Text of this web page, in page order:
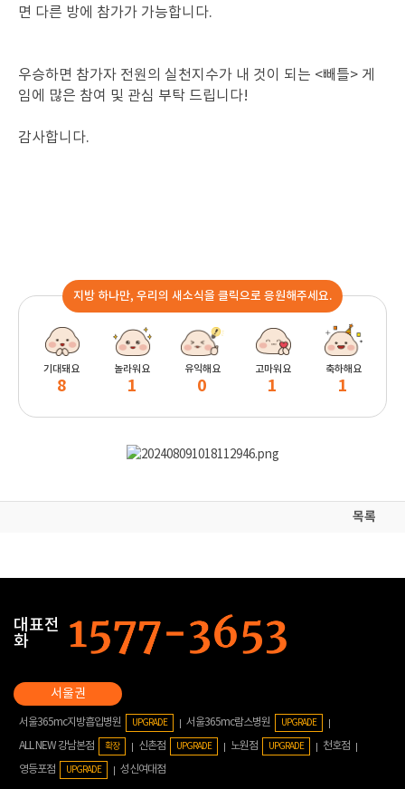
면 다른 방에 참가가 가능합니다.
우승하면 참가자 전원의 실천지수가 내 것이 되는 <빼틀> 게
임에 많은 참여 및 관심 부탁 드립니다!
감사합니다.
지방 하나만, 우리의 새소식을 클릭으로 응원해주세요.
기대돼요
8
놀라워요
1
유익해요
0
고마워요
1
축하해요
1
목록
대표전
화
서울365mc지방흡입병원 UPGRADE 서울365mc람스병원 UPGRADE
ALL NEW 강남본점 확장 신촌점 UPGRADE 노원점 UPGRADE
천호점
영등포점
UPGRADE 성신여대점